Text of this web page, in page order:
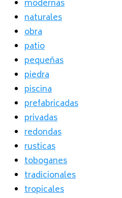
modernas
naturales
obra
patio
pequeñas
piedra
piscina
prefabricadas
privadas
redondas
rusticas
toboganes
tradicionales
tropicales